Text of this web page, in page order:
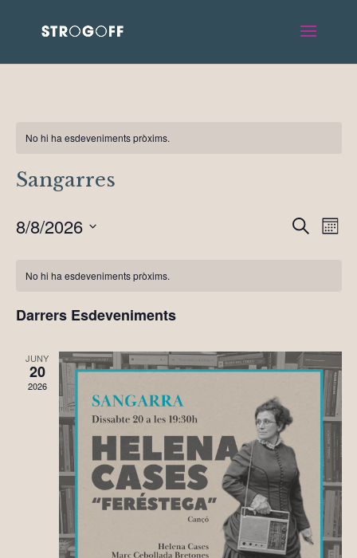
No hi ha esdeveniments pròxims.
Sangarres
CercaMes
8/8/2026
una
No hi ha esdeveniments pròxims.
Darrers Esdeveniments
JUNY
20
2026